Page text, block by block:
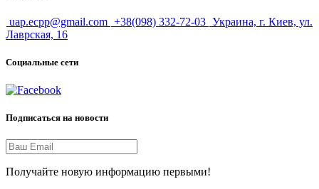
uap.ecpp@gmail.com +38(098) 332-72-03 Украина, г. Киев, ул.
Лаврская, 16
Социальные сети
Подписаться на новости
Получайте новую информацию первыми!